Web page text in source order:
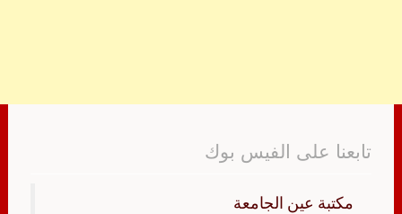
تابعنا على الفيس بوك
‏مكتبة عين الجامعة‏